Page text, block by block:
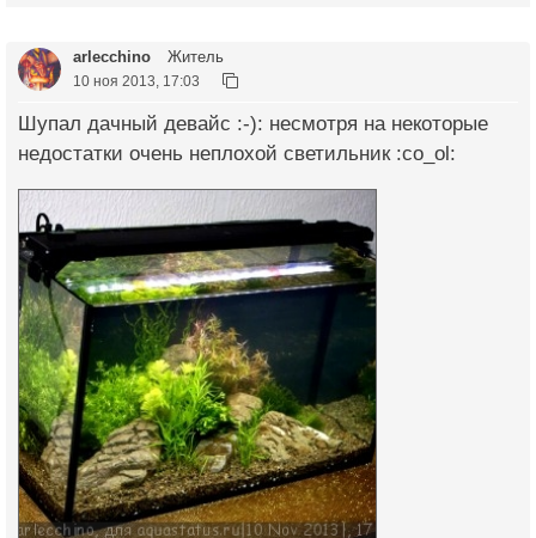
arlecchino Житель
10 ноя 2013, 17:03
Шупал дачный девайс :-): несмотря на некоторые
недостатки очень неплохой светильник :co_ol: